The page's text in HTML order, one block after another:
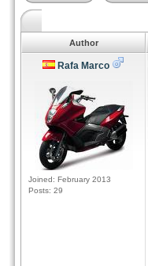
Author
Rafa Marco
Joined: February 2013
Posts: 29